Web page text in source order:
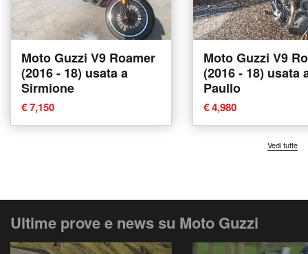
Moto Guzzi V9 Roamer
(2016 - 18) usata a
Sirmione
€ 7,150
Moto Guzzi V9
(2016 - 18) usata
Paullo
€ 4,980
Vedi tutte
Ultime prove e news su Moto Guzzi